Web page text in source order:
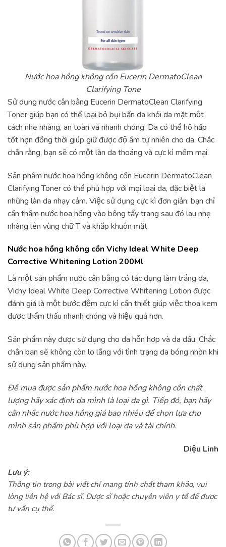
Nước hoa hồng không cồn Eucerin DermatoClean
Clarifying Tone
Sử dụng nước cân bằng Eucerin DermatoClean Clarifying
Toner giúp bạn có thể loại bỏ bụi bẩn da khỏi da mặt một
cách nhẹ nhàng, an toàn và nhanh chóng. Da có thể hô hấp
tốt hợn đồng thời giúp giữ được độ ẩm tự nhiên cho da. Chắc
chắn rằng, bạn sẽ có một làn da thoáng và cực kì mềm mại.
Sản phẩm nước hoa hồng không cồn Eucerin DermatoClean
Clarifying Toner có thể phù hợp với mọi loại da, đặc biệt là
những làn da nhạy cảm. Việc sử dụng cực kì đơn giản: bạn chỉ
cần thấm nước hoa hồng vào bông tẩy trang sau đó lau nhẹ
nhàng lên vùng chữ T và khắp khuôn mặt.
Nước hoa hồng không cồn Vichy Ideal White Deep
Corrective Whitening Lotion 200Ml
Là một sản phẩm nước cân bằng có tác dụng làm trắng da,
Vichy Ideal White Deep Corrective Whitening Lotion được
đánh giá là một bước đệm cực kì cần thiết giúp việc thoa kem
được thẩm thấu nhanh chóng và hiệu quả hơn.
Sản phẩm này được sử dụng cho da hỗn hợp và da dầu. Chắc
chắn bạn sẽ không còn lo lắng với tình trạng da bóng nhờn khi
sử dụng sản phẩm này.
Để mua được sản phẩm nước hoa hồng không cồn chất
lượng hãy xác định da mình là loại da gì. Tiếp đó, bạn hãy
cân nhắc nước hoa hồng giá bao nhiêu để chọn lựa cho
mình sản phẩm phù hợp với loại da và tài chính.
Diệu Linh
Lưu ý:
Thông tin trong bài viết chỉ mang tính chất tham khảo, vui
lòng liên hệ với Bác sĩ, Dược sĩ hoặc chuyên viên y tế để được
tư vấn cụ thể.